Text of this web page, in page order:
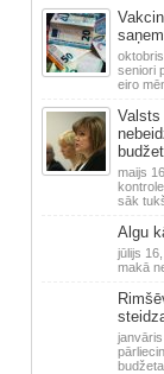
seniori
eiro
Valsts
maijs
sāk
Algu
jūlijs 16,
makā
janvāris